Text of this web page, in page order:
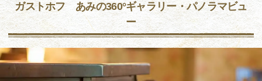
ガストホフ あみの360°ギャラリー・パノラマビュ
ー